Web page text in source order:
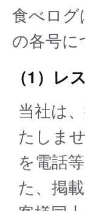
食べログ
の各号
（1）レ
当社は
たしま
を電話
た、掲